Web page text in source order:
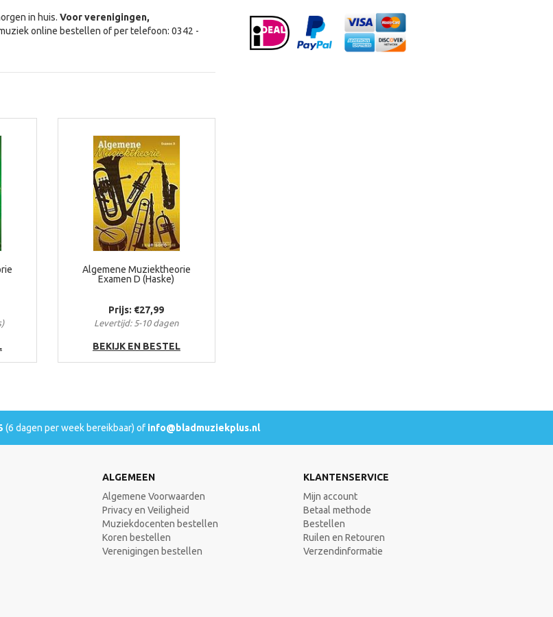
in huis. Voor verenigingen,
online bestellen of per telefoon: 0342 -
Algemene Muziektheorie
Examen D (Haske)
Prijs: €27,99
Levertijd: 5-10 dagen
BEKIJK EN BESTEL
(6 dagen per week bereikbaar) of info@bladmuziekplus.nl
ALGEMEEN
Algemene Voorwaarden
Privacy en Veiligheid
Muziekdocenten bestellen
Koren bestellen
Verenigingen bestellen
KLANTENSERVICE
Mijn account
Betaal methode
Bestellen
Ruilen en Retouren
Verzendinformatie